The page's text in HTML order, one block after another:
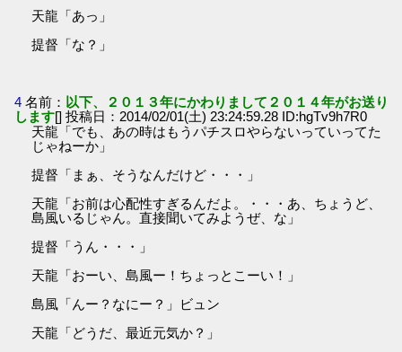
天龍「あっ」
提督「な？」
4 名前： 以下、２０１３年にかわりまして２０１４年がお送り
します[] 投稿日：2014/02/01(土) 23:24:59.28 ID:hgTv9h7R0
天龍「でも、あの時はもうパチスロやらないっていってた
じゃねーか」
提督「まぁ、そうなんだけど・・・」
天龍「お前は心配性すぎるんだよ。・・・あ、ちょうど、
島風いるじゃん。直接聞いてみようぜ、な」
提督「うん・・・」
天龍「おーい、島風ー！ちょっとこーい！」
島風「んー？なにー？」ビュン
天龍「どうだ、最近元気か？」